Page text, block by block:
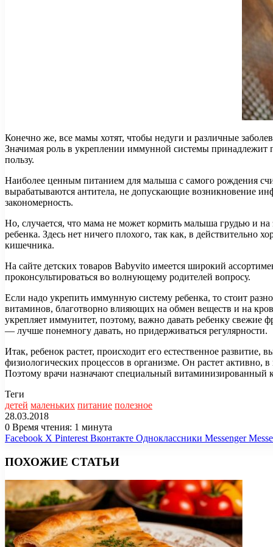
Конечно же, все мамы хотят, чтобы недуги и различные
Значимая роль в укреплении иммунной системы
пользу.
Наиболее ценным питанием для малыша с самого рождения
вырабатываются антитела, не допускающие возникновение
закономерность.
Но, случается, что мама не может кормить малыша грудью и на
ребенка. Здесь нет ничего плохого, так как, в
кишечника.
На сайте детских товаров Babyvito имеется широкий
проконсультироваться во волнующему родителей вопросу.
Если надо укрепить иммунную систему ребенка, то стоит
витаминов, благотворно влияющих на обмен веществ и на
укрепляет иммунитет, поэтому, важно давать ребенку свежие
— лучше понемногу давать, но придерживаться регулярности.
Итак, ребенок растет, происходит его естественное
физиологических процессов в организме. Он растет активно,
Поэтому врачи назначают специальный витаминизированный
Теги
детей маленьких питание полезное
28.03.2018
0 Время чтения: 1 минута
Facebook X Pinterest Вконтакте Одноклассники Messenger
ПОХОЖИЕ СТАТЬИ